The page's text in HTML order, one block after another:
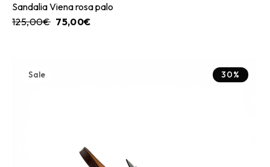
Sandalia Viena rosa palo
125,00€ 75,00€
Sale 30%